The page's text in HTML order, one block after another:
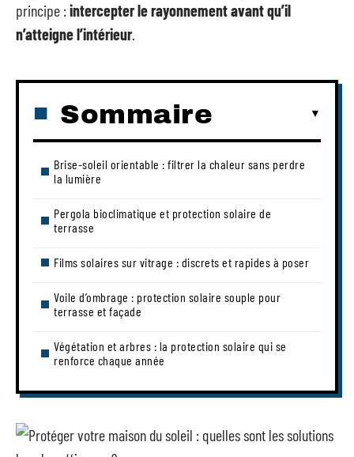
principe :intercepter le rayonnement avant qu’il
n’atteigne l’intérieur.
Sommaire
Brise-soleil orientable : filtrer la chaleur sans perdre
la lumière
Pergola bioclimatique et protection solaire de
terrasse
Films solaires sur vitrage : discrets et rapides à poser
Voile d’ombrage : protection solaire souple pour
terrasse et façade
Végétation et arbres : la protection solaire qui se
renforce chaque année